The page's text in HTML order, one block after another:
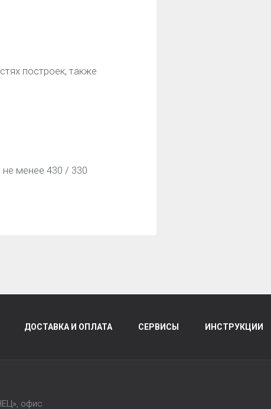
построек, также
менее 430 / 330
ДОСТАВКА И ОПЛАТА СЕРВИСЫ ИНСТРУКЦИИ
офис